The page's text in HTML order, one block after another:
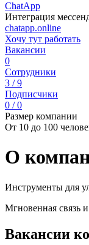
ChatApp
Интеграция
chatapp.online
Хочу тут работать
Вакансии
0
Сотрудники
3 / 9
Подписчики
0 / 0
Размер компании
От 10 до 100
О
Инструменты для
Мгновенная связь
Вакансии